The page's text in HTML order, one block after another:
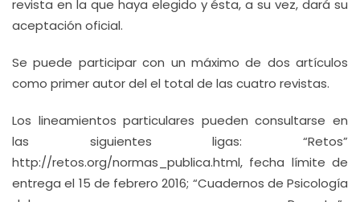
revista en la que haya elegido y ésta, a su vez, dará su
aceptación oficial.
Se puede participar con un máximo de dos artículos
como primer autor del el total de las cuatro revistas.
Los lineamientos particulares pueden consultarse en
las siguientes ligas: “Retos”
http://retos.org/normas_publica.html, fecha límite de
entrega el 15 de febrero 2016; “Cuadernos de Psicología